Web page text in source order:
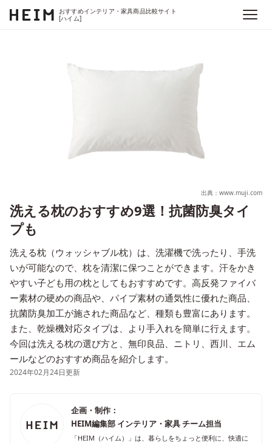
おすすめインテリア・家具商品比較サイト
[ハイム]
出典：www.muji.com
洗える枕のおすすめ9選！抗菌防臭タイ
プも
洗える枕（ウォッシャブル枕）は、洗濯機で洗ったり、手洗
いが可能なので、枕を清潔に保つことができます。汗をかき
やすい子ども用の枕としてもおすすめです。高反発ファイバ
ー素材の硬めの商品や、パイプ素材の通気性に優れた商品、
抗菌防臭加工が施された商品など、種類も豊富にあります。
また、乾燥機対応タイプは、より手入れを簡単に行えます。
今回は洗える枕の選び方と、無印良品、ニトリ、西川、エム
ールなどのおすすめ商品を紹介します。
2024年02月24日更新
企画・制作：
HEIM編集部 インテリア・家具 チーム担当
「HEIM（ハイム）」は、暮らしをちょっと便利に、快適に